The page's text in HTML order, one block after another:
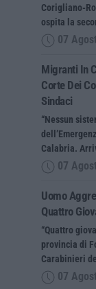
Corigliano-
ospita la
07
Migranti In
Corte Dei
Sindaci
“Nessun
Calabria.
07
Uomo
Quattro
“Quattro
provincia di
Carabinieri
07